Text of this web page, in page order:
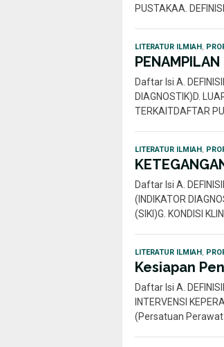
PUSTAKAA.
LITERATUR ILMIAH
Daftar Isi A.
DIAGNOSTIK)D.
TERKAITDAFTAR
LITERATUR ILMIAH
Daftar Isi A.
(INDIKATOR
(SIKI)G. KONDISI
LITERATUR ILMIAH
Kesiapan
Daftar Isi A.
INTERVENSI
(Persatuan